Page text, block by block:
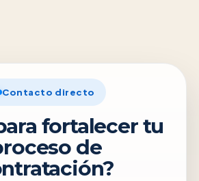
Contacto directo
fortalecer tu
de